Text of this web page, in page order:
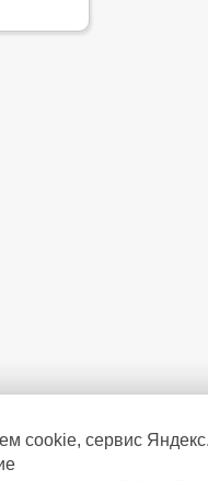
cookie, сервис